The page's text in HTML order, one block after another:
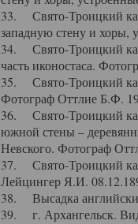
33. Свято-Троицкий
западную стену и хоры,
34. Свято-Троицкий
часть иконостаса.
35. Свято-Троицкий
Фотограф Оттлие Б.Ф.
36. Свято-Троицкий
южной стены –
Невского. Фотограф
37. Свято-Троицкий
Лейцингер Я.И.
38. Высадка
39. г. Архангельск.